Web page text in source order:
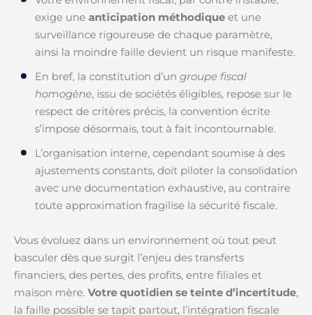
exige une anticipation méthodique et une
surveillance rigoureuse de chaque paramètre,
ainsi la moindre faille devient un risque manifeste.
En bref, la constitution d’un groupe fiscal
homogène, issu de sociétés éligibles, repose sur le
respect de critères précis, la convention écrite
s’impose désormais, tout à fait incontournable.
L’organisation interne, cependant soumise à des
ajustements constants, doit piloter la consolidation
avec une documentation exhaustive, au contraire
toute approximation fragilise la sécurité fiscale.
Vous évoluez dans un environnement où tout peut
basculer dès que surgit l’enjeu des transferts
financiers, des pertes, des profits, entre filiales et
maison mère. Votre quotidien se teinte d’incertitude,
la faille possible se tapit partout, l’intégration fiscale